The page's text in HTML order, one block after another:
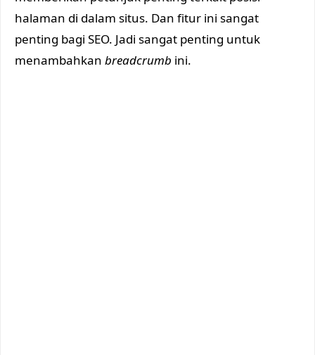
halaman di dalam situs. Dan fitur ini sangat
penting bagi SEO. Jadi sangat penting untuk
menambahkan breadcrumb ini.